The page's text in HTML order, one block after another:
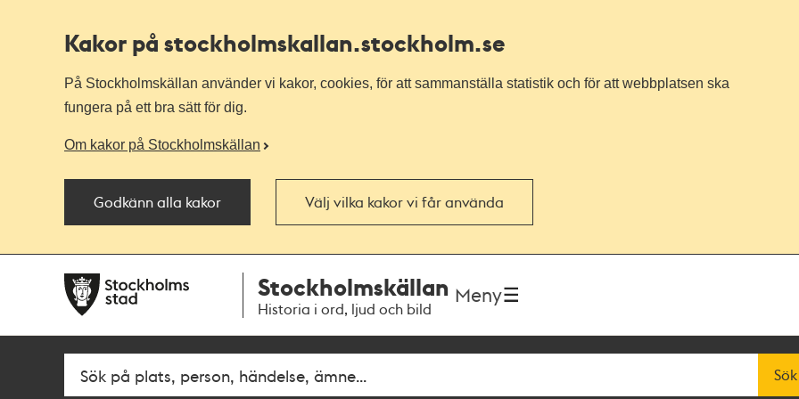
Kakor på stockholmskallan.stockholm.se
På Stockholmskällan använder vi kakor, cookies, för att sammanställa statistik och för att webbplatsen ska
fungera på ett bra sätt för dig.
Om kakor på Stockholmskällan
Godkänn alla kakor Välj vilka kakor vi får använda
navigationen
huvudinnehållet
Stockholmskällan
Historia i ord, ljud och bild
Meny
Fritextsök Sök